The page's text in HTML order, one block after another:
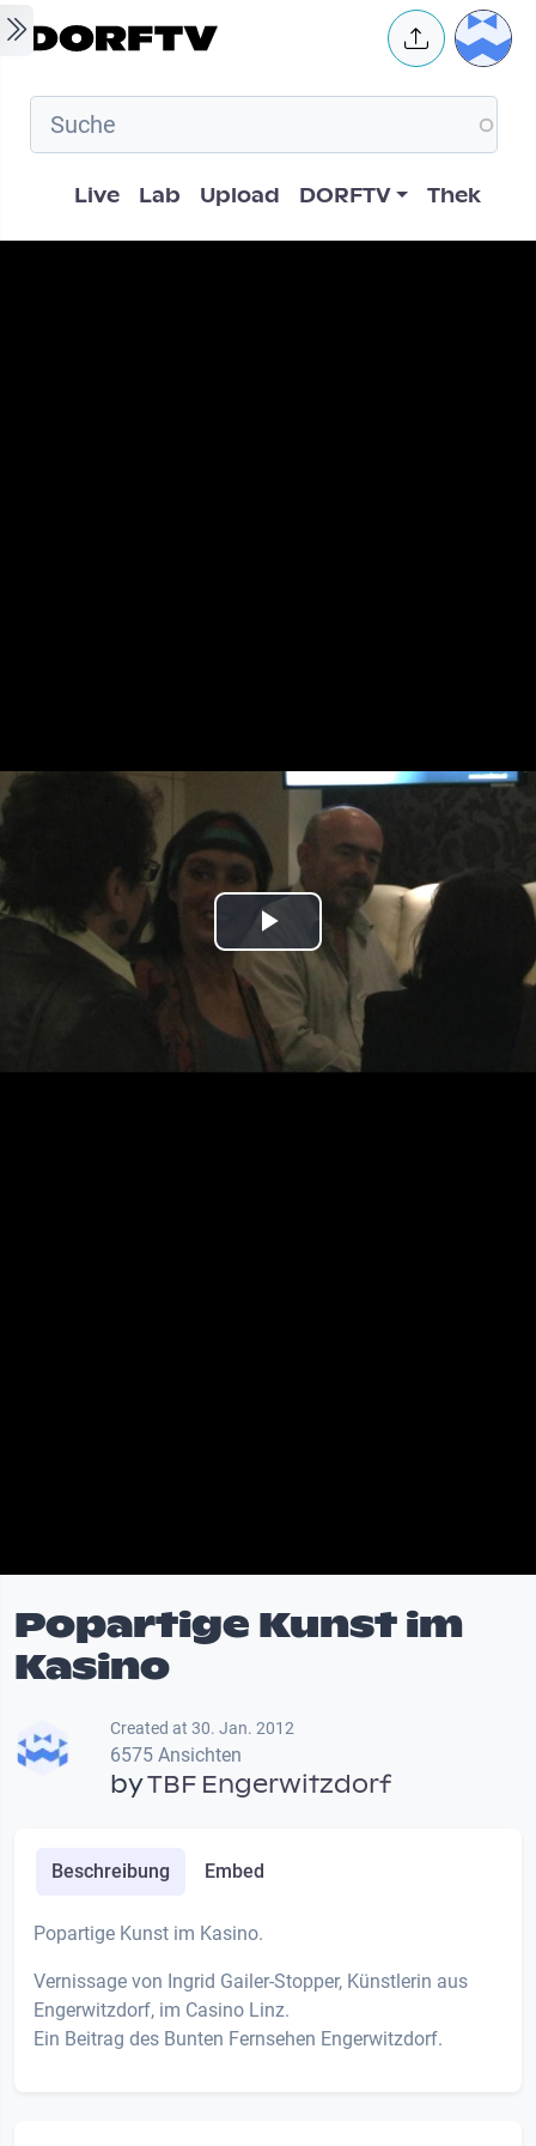
Skip to main content User
Hauptnavigation
Live Lab Upload DORFTV Thek
Play
Video
Popartige Kunst im
Kasino
Created at 30. Jan. 2012
6575 Ansichten
byTBF Engerwitzdorf
Beschreibung Embed
Popartige Kunst im Kasino.
Vernissage von Ingrid Gailer-Stopper, Künstlerin aus
Engerwitzdorf, im Casino Linz.
Ein Beitrag des Bunten Fernsehen Engerwitzdorf.